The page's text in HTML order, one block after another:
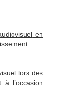
en
lors des
à l’occasion